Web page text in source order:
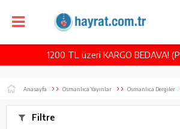
1200 TL üzeri KARGO BEDAVA!
Anasayfa Osmanlıca Yayınlar Osmanlıca Dergiler
Filtre